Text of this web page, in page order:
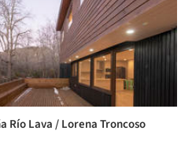
Río Lava / Lorena Troncoso